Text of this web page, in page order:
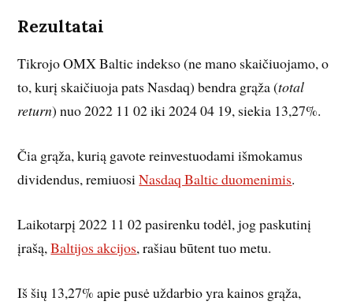
Rezultatai
Tikrojo OMX Baltic indekso (ne mano skaičiuojamo, o
to, kurį skaičiuoja pats Nasdaq) bendra grąža (total
return) nuo 2022 11 02 iki 2024 04 19, siekia 13,27%.
Čia grąža, kurią gavote reinvestuodami išmokamus
dividendus, remiuosiNasdaq Baltic duomenimis.
Laikotarpį 2022 11 02 pasirenku todėl, jog paskutinį
įrašą,Baltijos akcijos, rašiau būtent tuo metu.
Iš šių 13,27% apie pusė uždarbio yra kainos grąža,